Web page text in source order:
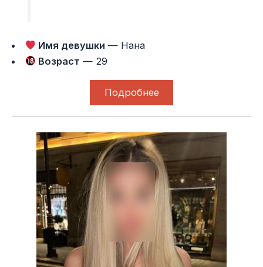
Имя девушки — Нана
Возраст — 29
Подробнее